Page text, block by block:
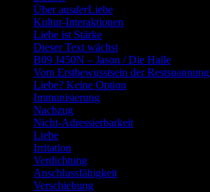
Über ausderLiebe
Kultur-Interaktionen
Liebe ist Stärke
Dieser Text wächst
B09 J450N – Jason / Die Halle
Vom Erstbewusstsein der Restspannung
Liebe? Keine Option
Immunisierung
Nachzug
Nicht-Adressierbarkeit
Liebe
Irritation
Verdichtung
Anschlussfähigkeit
Verschiebung